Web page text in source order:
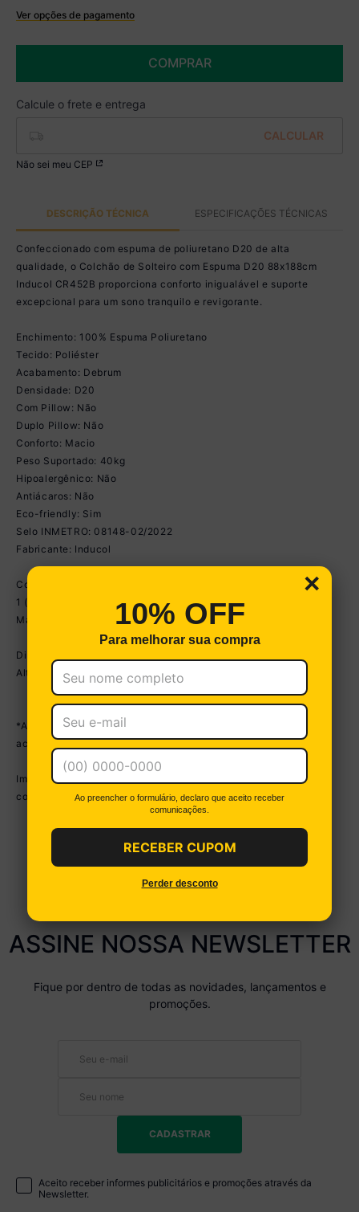
Ver opções de pagamento
R$ 474,99 à vista no BoletoCOMPRAR
Não sei meu CEP
DESCRIÇÃO TÉCNICA ESPECIFICAÇÕES TÉCNICAS
Confeccionado com espuma de poliuretano D20 de alta
qualidade, o Colchão de Solteiro com Espuma D20 88x188cm
Inducol CR452B proporciona conforto inigualável e suporte
excepcional para um sono tranquilo e revigorante.
Enchimento: 100% Espuma Poliuretano
Tecido: Poliéster
Acabamento: Debrum
Densidade: D20
Com Pillow: Não
Duplo Pillow: Não
Conforto: Macio
Peso Suportado: 40kg
Hipoalergênico: Não
Antiácaros: Não
Eco-friendly: Sim
Selo INMETRO: 08148-02/2022
Fabricante: Inducol
Conteúdo da Embalagem:
1 (um) Colchão
Manual
Dimensões do produto montado:
Altura: 12cm | Largura: 88cm | Profundidade: 188cm
*As cores do produto podem sofrer variações de tonalidade de
acordo com as configurações do seu dispositivo.
Imagem meramente ilustrativa. A estampa pode sofrer variações
conforme o lote do produto.
ASSINE NOSSA NEWSLETTER
Fique por dentro de todas as novidades, lançamentos e
promoções.
CADASTRAR
Aceito receber informes publicitários e promoções através da
Newsletter.
×
10% OFF
Para melhorar sua compra
Ao preencher o formulário, declaro que aceito receber
comunicações.
RECEBER CUPOM
Perder desconto